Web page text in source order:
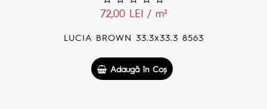
59,00 LEI / m²
PANEL 300 x 300 / 24 x 24 LUCIA MOSAIC
Adaugă în Coş